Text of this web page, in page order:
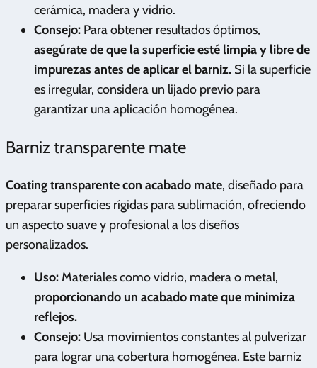
cerámica, madera y vidrio.
Consejo: Para obtener resultados óptimos,
asegúrate de que la superficie esté limpia y libre de
impurezas antes de aplicar el barniz. Si la superficie
es irregular, considera un lijado previo para
garantizar una aplicación homogénea.
Barniz transparente mate
Coating transparente con acabado mate, diseñado para
preparar superficies rígidas para sublimación, ofreciendo
un aspecto suave y profesional a los diseños
personalizados.
Uso: Materiales como vidrio, madera o metal,
proporcionando un acabado mate que minimiza
reflejos.
Consejo: Usa movimientos constantes al pulverizar
para lograr una cobertura homogénea. Este barniz